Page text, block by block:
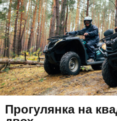
Прогулянка на